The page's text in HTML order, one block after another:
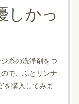
しかっ
系の洗浄剤をつ
で、ふとリンナ
を購入してみま